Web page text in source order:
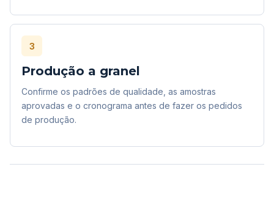
3
Produção a granel
Confirme os padrões de qualidade, as amostras
aprovadas e o cronograma antes de fazer os pedidos
de produção.